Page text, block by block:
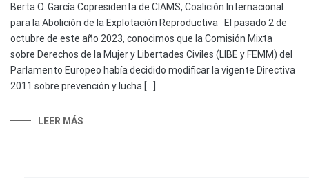
Berta O. García Copresidenta de CIAMS, Coalición Internacional
para la Abolición de la Explotación Reproductiva El pasado 2 de
octubre de este año 2023, conocimos que la Comisión Mixta
sobre Derechos de la Mujer y Libertades Civiles (LIBE y FEMM) del
Parlamento Europeo había decidido modificar la vigente Directiva
2011 sobre prevención y lucha […]
LEER MÁS